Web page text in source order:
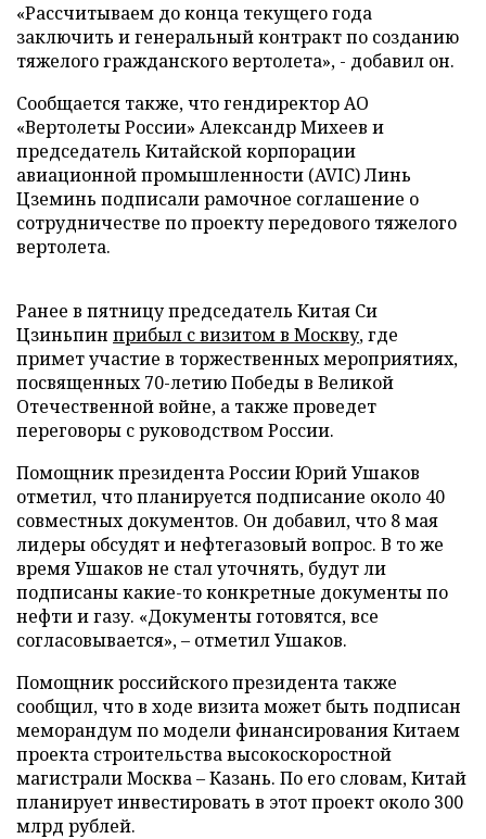
«Рассчитываем до конца текущего года
заключить и генеральный контракт по созданию
тяжелого гражданского вертолета», - добавил он.
Сообщается также, что гендиректор АО
«Вертолеты России» Александр Михеев и
председатель Китайской корпорации
авиационной промышленности (AVIC) Линь
Цземинь подписали рамочное соглашение о
сотрудничестве по проекту передового тяжелого
вертолета.
Ранее в пятницу председатель Китая Си
Цзиньпин прибыл с визитом в Москву, где
примет участие в торжественных мероприятиях,
посвященных 70-летию Победы в Великой
Отечественной войне, а также проведет
переговоры с руководством России.
Помощник президента России Юрий Ушаков
отметил, что планируется подписание около 40
совместных документов. Он добавил, что 8 мая
лидеры обсудят и нефтегазовый вопрос. В то же
время Ушаков не стал уточнять, будут ли
подписаны какие-то конкретные документы по
нефти и газу. «Документы готовятся, все
согласовывается», – отметил Ушаков.
Помощник российского президента также
сообщил, что в ходе визита может быть подписан
меморандум по модели финансирования Китаем
проекта строительства высокоскоростной
магистрали Москва – Казань. По его словам, Китай
планирует инвестировать в этот проект около 300
млрд рублей.